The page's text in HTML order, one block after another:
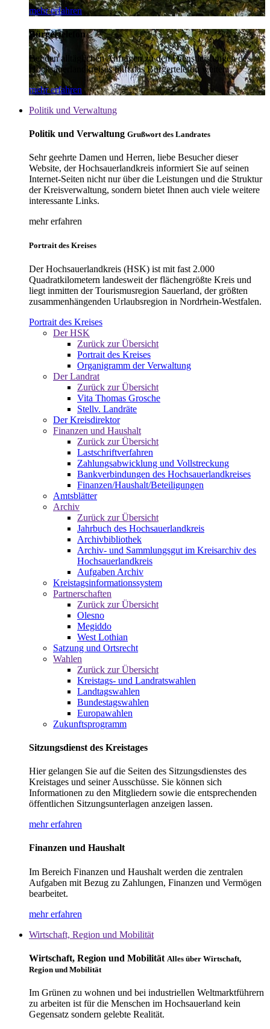
mehr erfahren
Bürgertelefon
Bei den alltäglichen Anfragen zu den Dienstleistungen des
Hochsauerlandkreises hilft das Bürgertelefon weiter.
mehr erfahren
Politik und Verwaltung
Politik und Verwaltung Grußwort des Landrates
Sehr geehrte Damen und Herren, liebe Besucher dieser
Website, der Hochsauerlandkreis informiert Sie auf seinen
Internet-Seiten nicht nur über die Leistungen und die Struktur
der Kreisverwaltung, sondern bietet Ihnen auch viele weitere
interessante Links.
mehr erfahren
Portrait des Kreises
Der Hochsauerlandkreis (HSK) ist mit fast 2.000
Quadratkilometern landesweit der flächengrößte Kreis und
liegt inmitten der Tourismusregion Sauerland, der größten
zusammenhängenden Urlaubsregion in Nordrhein-Westfalen.
Portrait des Kreises
Der HSK
Zurück zur Übersicht
Portrait des Kreises
Organigramm der Verwaltung
Der Landrat
Zurück zur Übersicht
Vita Thomas Grosche
Stellv. Landräte
Der Kreisdirektor
Finanzen und Haushalt
Zurück zur Übersicht
Lastschriftverfahren
Zahlungsabwicklung und Vollstreckung
Bankverbindungen des Hochsauerlandkreises
Finanzen/Haushalt/Beteiligungen
Amtsblätter
Archiv
Zurück zur Übersicht
Jahrbuch des Hochsauerlandkreis
Archivbibliothek
Archiv- und Sammlungsgut im Kreisarchiv des
Hochsauerlandkreis
Aufgaben Archiv
Kreistagsinformationssystem
Partnerschaften
Zurück zur Übersicht
Olesno
Megiddo
West Lothian
Satzung und Ortsrecht
Wahlen
Zurück zur Übersicht
Kreistags- und Landratswahlen
Landtagswahlen
Bundestagswahlen
Europawahlen
Zukunftsprogramm
Sitzungsdienst des Kreistages
Hier gelangen Sie auf die Seiten des Sitzungsdienstes des
Kreistages und seiner Ausschüsse. Sie können sich
Informationen zu den Mitgliedern sowie die entsprechenden
öffentlichen Sitzungsunterlagen anzeigen lassen.
mehr erfahren
Finanzen und Haushalt
Im Bereich Finanzen und Haushalt werden die zentralen
Aufgaben mit Bezug zu Zahlungen, Finanzen und Vermögen
bearbeitet.
mehr erfahren
Wirtschaft, Region und Mobilität
Wirtschaft, Region und Mobilität Alles über Wirtschaft,
Region und Mobilität
Im Grünen zu wohnen und bei industriellen Weltmarktführern
zu arbeiten ist für die Menschen im Hochsauerland kein
Gegensatz sondern gelebte Realität.